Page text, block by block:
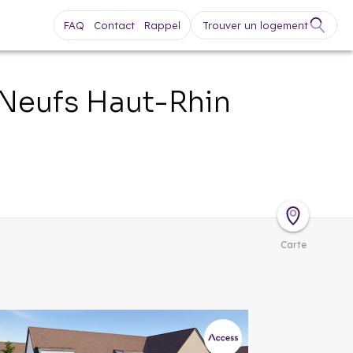
FAQ Contact Rappel Trouver un logement
Haut-Rhin
Carte